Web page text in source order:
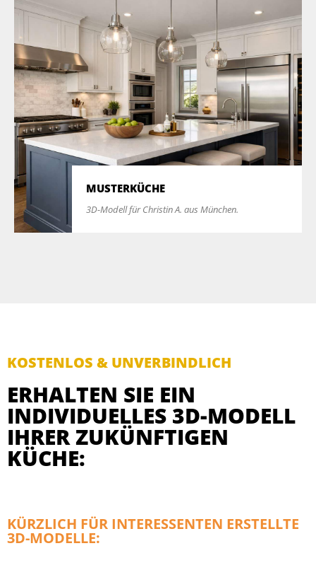
MUSTERKÜCHE
3D-Modell für Christin A. aus München.
KOSTENLOS & UNVERBINDLICH
ERHALTEN SIE EIN
INDIVIDUELLES 3D-MODELL
IHRER ZUKÜNFTIGEN
KÜCHE:
KÜRZLICH FÜR INTERESSENTEN ERSTELLTE
3D-MODELLE: